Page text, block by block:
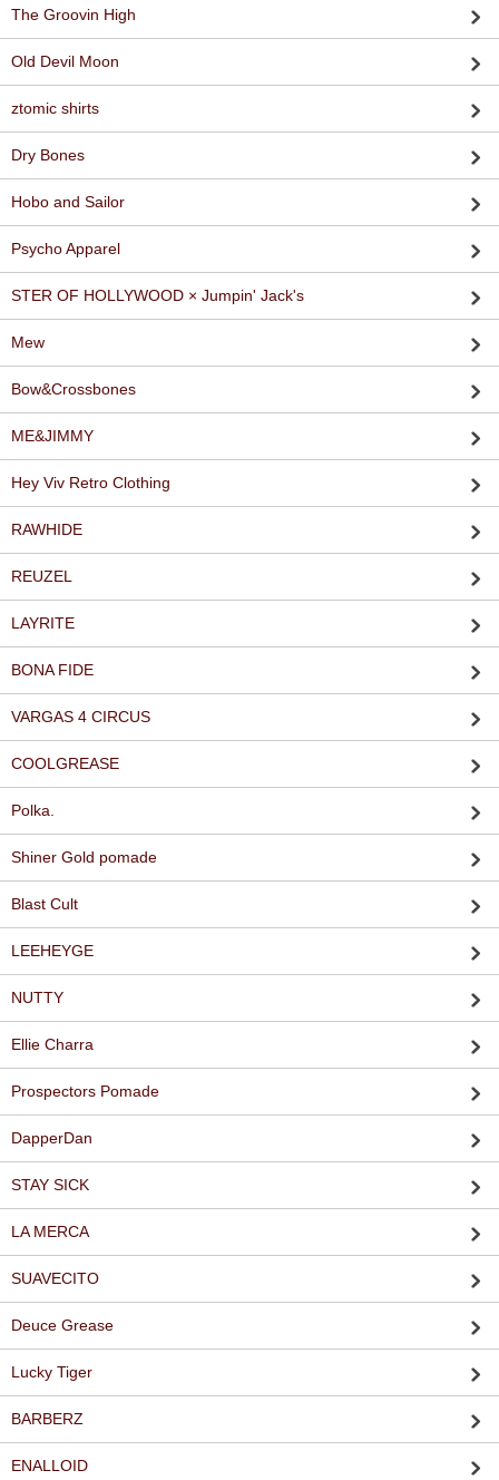
The Groovin High
Old Devil Moon
ztomic shirts
Dry Bones
Hobo and Sailor
Psycho Apparel
STER OF HOLLYWOOD × Jumpin' Jack's
Mew
Bow&Crossbones
ME&JIMMY
Hey Viv Retro Clothing
RAWHIDE
REUZEL
LAYRITE
BONA FIDE
VARGAS 4 CIRCUS
COOLGREASE
Polka.
Shiner Gold pomade
Blast Cult
LEEHEYGE
NUTTY
Ellie Charra
Prospectors Pomade
DapperDan
STAY SICK
LA MERCA
SUAVECITO
Deuce Grease
Lucky Tiger
BARBERZ
ENALLOID